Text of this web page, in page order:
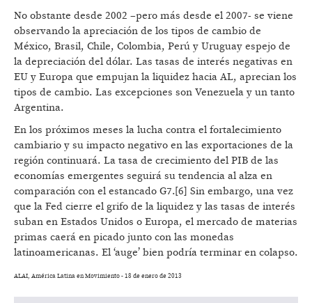
No obstante desde 2002 –pero más desde el 2007- se viene
observando la apreciación de los tipos de cambio de
México, Brasil, Chile, Colombia, Perú y Uruguay espejo de
la depreciación del dólar. Las tasas de interés negativas en
EU y Europa que empujan la liquidez hacia AL, aprecian los
tipos de cambio. Las excepciones son Venezuela y un tanto
Argentina.
En los próximos meses la lucha contra el fortalecimiento
cambiario y su impacto negativo en las exportaciones de la
región continuará. La tasa de crecimiento del PIB de las
economías emergentes seguirá su tendencia al alza en
comparación con el estancado G7.[6] Sin embargo, una vez
que la Fed cierre el grifo de la liquidez y las tasas de interés
suban en Estados Unidos o Europa, el mercado de materias
primas caerá en picado junto con las monedas
latinoamericanas. El ‘auge’ bien podría terminar en colapso.
ALAI, América Latina en Movimiento - 18 de enero de 2013